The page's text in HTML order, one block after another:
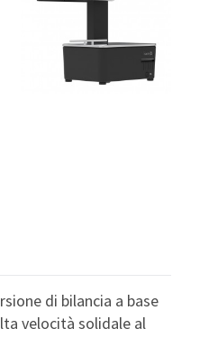
di bilancia a base
velocità solidale al